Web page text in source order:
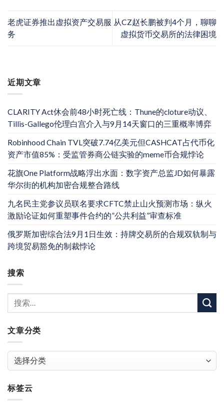
近期文章
CLARITY Act休会前48小时死亡线：Thune的cloture动议、
Tillis-Gallego伦理白宫介入与9月14天窗口的三重概率博弈
Robinhood Chain TVL突破7.74亿美元但CASHCAT占代币化
资产市值85%：受监管券商公链实验的meme币合规悖论
花旗One Platform战略浮出水面：数字资产总监JD如何暴露
华尔街的机构加密合规整合路线
九名民主党参议员联名要求CFTC禁止山火预测市场：纵火
激励论证如何重塑事件合约的”公共利益”审查标准
俄罗斯加密综合法9月1日生效：持牌交易所的合规双轨制与
跨境贸易豁免的制裁悖论
搜索
文章分类
类
标签云
老虎证券推出虚拟资产交易服
务
从CZ赵长鹏被判4个月，聊聊
虚拟货币交易所的法律困境